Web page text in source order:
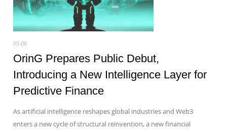
05-06
OrinG Prepares Public Debut,
Introducing a New Intelligence Layer for
Predictive Finance
As artificial intelligence reshapes global industries and Web3
enters a new cycle of structural reinvention, a new financial